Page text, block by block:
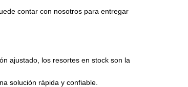
contar con nosotros para entregar
ajustado, los resortes en stock son la
solución rápida y confiable.